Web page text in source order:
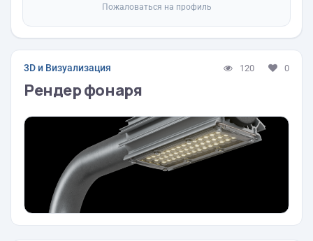
Пожаловаться на профиль
3D и Визуализация 120 0
Рендер фонаря